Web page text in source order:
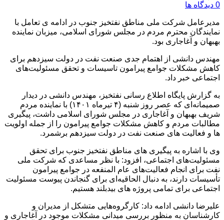
0 دیدگاه ها
مدیرعامل شرکت ملی مناطق نفتخیز جنوب در ادامه ی تعامل با
نمایندگان محترم مردم در مجلس شورای اسلامی، میزبان نماینده
بهبهان و آغاجاری بود.
مهندس دانشی از اهتمام جدی صنعت نفت در دولت سیزدهم برای
کاهش مشکلات جوامع پیرامون تاسیسات و تحقق مسئولیت‌های
اجتماعی خبر داد.
به گزارش پایگاه اطلاع رسانی نفتخیز، مهندس دانشی در دیدار
صمیمانه‌ای که عصر روز شنبه (۴ تیرماه ۱۴۰۱) با نماینده مردم
شریف بهبهان و آغاجاری در مجلس شورای اسلامی داشت، پیگیری
مطالبات مردم و کاهش مشکلات جوامع پیرامون را از جمله اولویت
ها و فعالیت های صنعت نفت در دولت سیزدهم برشمرد.
وی با اشاره به پیگیری های مناطق نفتخیز جنوب برای تحقق
مسئولیت‌های اجتماعی، افزود: با نظر مساعدی که شرکت ملی
نفت برای انجام فعالیت‌های عام المنفعه در جوامع پیرامون
تأسیسات دارند، به دنبال الحاقیه‌ای برای گنجاندن پیوست مسئولیت
اجتماعی برای تمامی پروژه های بیدبلند هستیم.
علیرضا دانشی ادامه داد: کارگروه‌هایی متشکل از مدیران و
کارشناسان به منظور بررسی میدانی مشکلات موجود در آغاجاری و